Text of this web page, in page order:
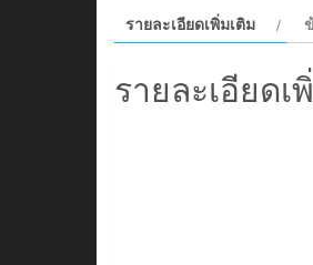
รายละเอียดเพิ่มเติม
รายละเอียดเ